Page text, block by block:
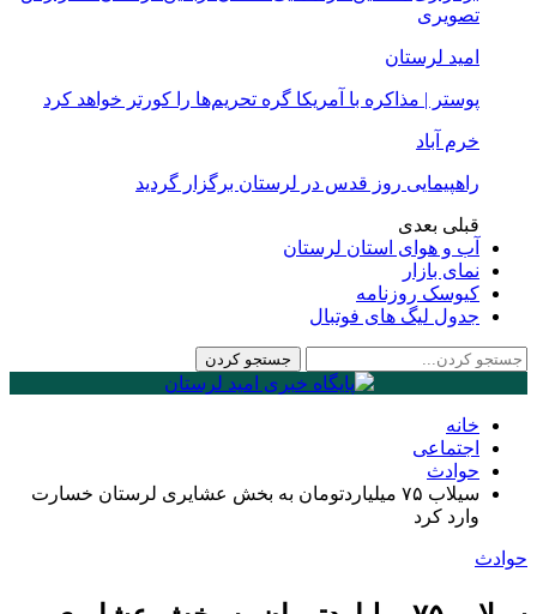
تصویری
امید لرستان
پوستر | مذاکره با آمریکا گره تحریم‌ها را کورتر خواهد کرد
خرم آباد
راهپیمایی روز قدس در لرستان برگزار گردید
قبلی بعدی
آب و هوای استان لرستان
نمای بازار
کیوسک روزنامه
جدول لیگ های فوتبال
خانه
اجتماعی
حوادث
سیلاب ۷۵ میلیاردتومان به بخش عشایری لرستان خسارت
وارد کرد
حوادث